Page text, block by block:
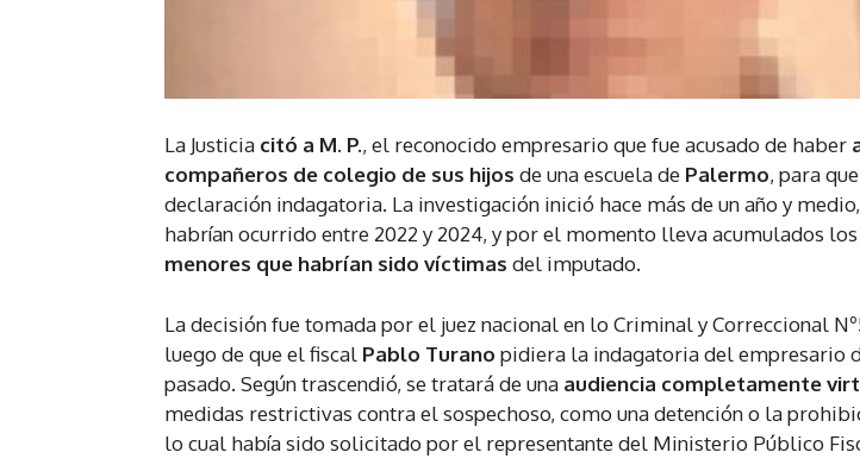
La Justicia citó a M. P., el reconocido empresario que fue acusado de haber
compañeros de colegio de sus hijos de una escuela de Palermo, para
declaración indagatoria. La investigación inició hace más de un año y
habrían ocurrido entre 2022 y 2024, y por el momento lleva acumulados
menores que habrían sido víctimas del imputado.
La decisión fue tomada por el juez nacional en lo Criminal y Correccional
luego de que el fiscal Pablo Turano pidiera la indagatoria del empresario
pasado. Según trascendió, se tratará de una audiencia completamente
medidas restrictivas contra el sospechoso, como una detención o la
lo cual había sido solicitado por el representante del Ministerio Público